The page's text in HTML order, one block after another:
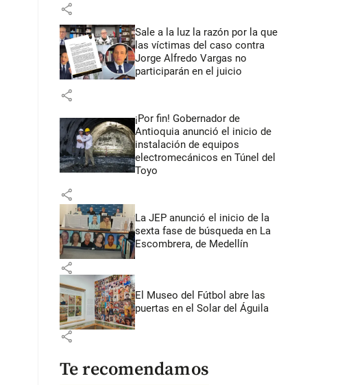
share
Sale a la luz la razón por la que
las víctimas del caso contra
Jorge Alfredo Vargas no
participarán en el juicio
share
¡Por fin! Gobernador de
Antioquia anunció el inicio de
instalación de equipos
electromecánicos en Túnel del
Toyo
share
La JEP anunció el inicio de la
sexta fase de búsqueda en La
Escombrera, de Medellín
share
El Museo del Fútbol abre las
puertas en el Solar del Águila
share
Te recomendamos